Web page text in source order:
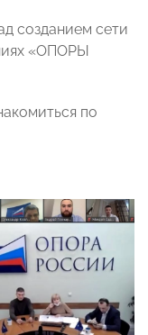
созданием сети
«ОПОРЫ
по